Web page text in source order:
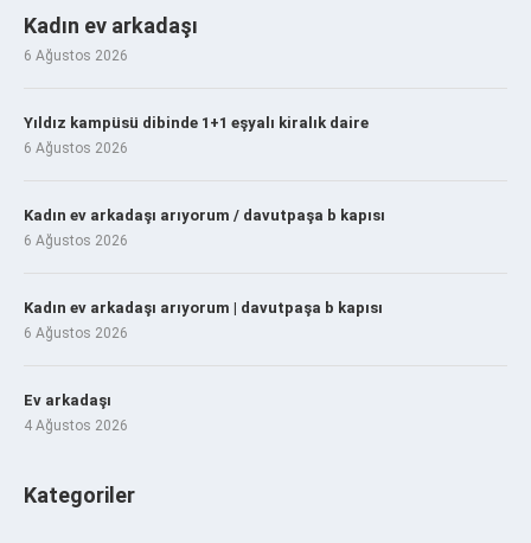
Kadın ev arkadaşı
6 Ağustos 2026
Yıldız kampüsü dibinde 1+1 eşyalı kiralık daire
6 Ağustos 2026
Kadın ev arkadaşı arıyorum / davutpaşa b kapısı
6 Ağustos 2026
Kadın ev arkadaşı arıyorum | davutpaşa b kapısı
6 Ağustos 2026
Ev arkadaşı
4 Ağustos 2026
Kategoriler